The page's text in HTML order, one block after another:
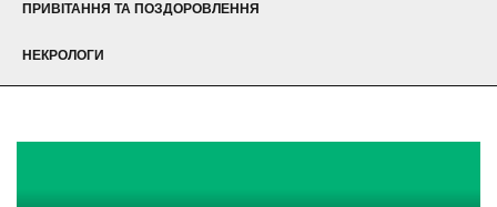
ПРИВІТАННЯ ТА ПОЗДОРОВЛЕННЯ
НЕКРОЛОГИ